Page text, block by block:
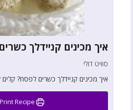
איך מכינים קניידלך
סוויט דולי
איך מכינים קניידלך כשרים לפסח?